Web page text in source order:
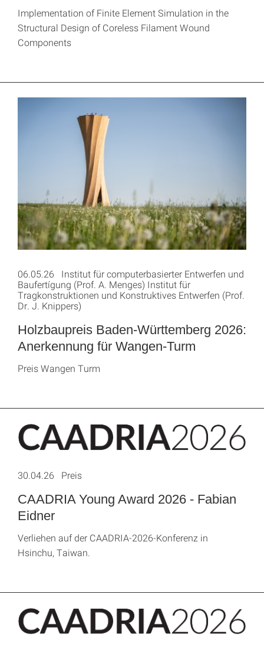
Implementation of Finite Element Simulation in the
Structural Design of Coreless Filament Wound
Components
Holzbaupreis Baden-Württemberg 2026:
Anerkennung für Wangen-Turm
06.05.26 Institut für computerbasierter Entwerfen und
Baufertígung (Prof. A. Menges) Institut für
Tragkonstruktionen und Konstruktives Entwerfen (Prof.
Dr. J. Knippers)
Preis Wangen Turm
CAADRIA Young Award 2026 - Fabian
Eidner
30.04.26 Preis
Verliehen auf der CAADRIA-2026-Konferenz in
Hsinchu, Taiwan.